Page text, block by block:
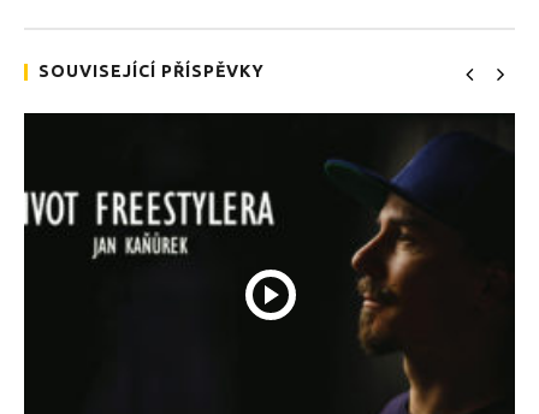
Double backflip na vodním skútru?! :-o
9.11.2016
SOUVISEJÍCÍ PŘÍSPĚVKY